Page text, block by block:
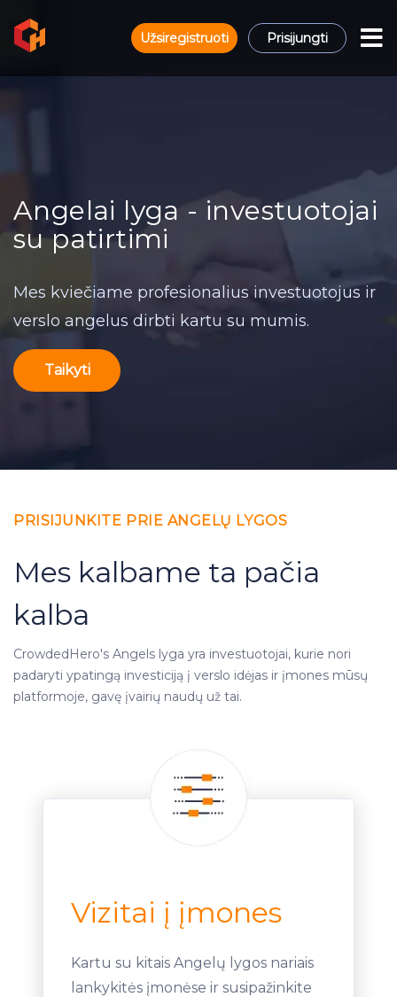
Užsiregistruoti Prisijungti
Angelai lyga - investuotojai
su patirtimi
Mes kviečiame profesionalius investuotojus ir
verslo angelus dirbti kartu su mumis.
Taikyti
PRISIJUNKITE PRIE ANGELŲ LYGOS
Mes kalbame ta pačia
kalba
CrowdedHero's Angels lyga yra investuotojai, kurie nori
padaryti ypatingą investiciją į verslo idėjas ir įmones mūsų
platformoje, gavę įvairių naudų už tai.
Vizitai į įmones
Kartu su kitais Angelų lygos nariais
lankykitės įmonėse ir susipažinkite